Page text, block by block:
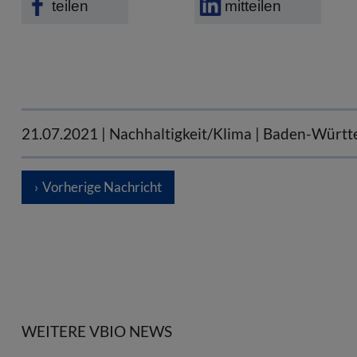
teilen mitteilen
21.07.2021 | Nachhaltigkeit/Klima | Baden-
Vorherige Nachricht
WEITERE VBIO NEWS